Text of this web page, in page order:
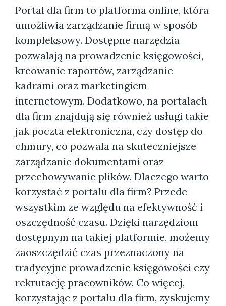
Portal dla firm to platforma online, która
umożliwia zarządzanie firmą w sposób
kompleksowy. Dostępne narzędzia
pozwalają na prowadzenie księgowości,
kreowanie raportów, zarządzanie
kadrami oraz marketingiem
internetowym. Dodatkowo, na portalach
dla firm znajdują się również usługi takie
jak poczta elektroniczna, czy dostęp do
chmury, co pozwala na skuteczniejsze
zarządzanie dokumentami oraz
przechowywanie plików. Dlaczego warto
korzystać z portalu dla firm? Przede
wszystkim ze względu na efektywność i
oszczędność czasu. Dzięki narzędziom
dostępnym na takiej platformie, możemy
zaoszczędzić czas przeznaczony na
tradycyjne prowadzenie księgowości czy
rekrutację pracowników. Co więcej,
korzystając z portalu dla firm, zyskujemy